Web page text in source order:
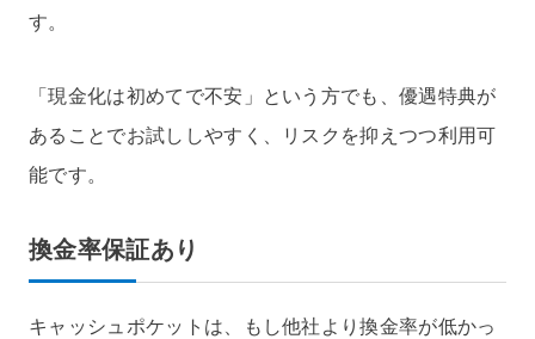
す。
「現金化は初めてで不安」という方でも、優遇特典が
あることでお試ししやすく、リスクを抑えつつ利用可
能です。
換金率保証あり
キャッシュポケットは、もし他社より換金率が低かっ